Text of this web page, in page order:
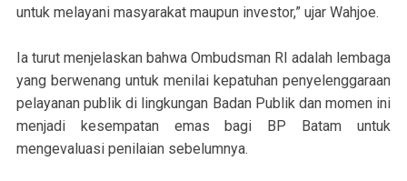
untuk melayani masyarakat maupun investor,” ujar Wahjoe.
Ia turut menjelaskan bahwa Ombudsman RI adalah lembaga
yang berwenang untuk menilai kepatuhan penyelenggaraan
pelayanan publik di lingkungan Badan Publik dan momen ini
menjadi kesempatan emas bagi BP Batam untuk
mengevaluasi penilaian sebelumnya.